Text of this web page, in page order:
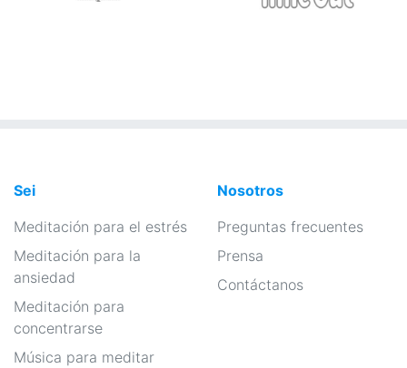
Sei
Meditación para el estrés
Meditación para la
ansiedad
Meditación para
concentrarse
Música para meditar
Nosotros
Preguntas frecuentes
Prensa
Contáctanos